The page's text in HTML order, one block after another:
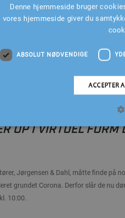
OP I VIRTUEL FORM
Jørgensen & Dahl, måtte finde på
grundet Corona. Derfor slår de nu
10:00.
Denne hjemmeside bruger
vores hjemmeside giver du
ABSOLUT NØDVENDIGE
ACCEPTER